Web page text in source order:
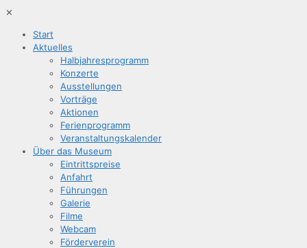
✕
Start
Aktu­el­les
Halb­jah­res­pro­gramm
Kon­zer­te
Aus­stel­lun­gen
Vor­trä­ge
Aktio­nen
Feri­en­pro­gramm
Ver­an­stal­tungs­ka­len­der
Über das Museum
Ein­tritts­prei­se
Anfahrt
Füh­run­gen
Gale­rie
Fil­me
Web­cam
För­der­ver­ein